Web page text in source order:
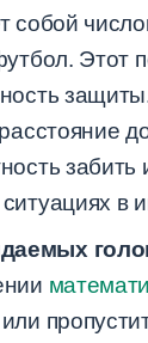
собой
Этот
в